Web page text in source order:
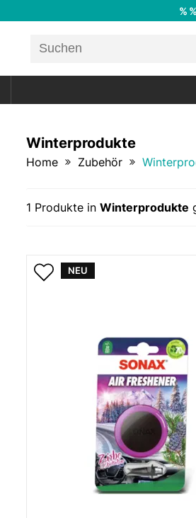
Winterprodukte
Home Zubehör
1 Produkte in Winterprodukte
NEU